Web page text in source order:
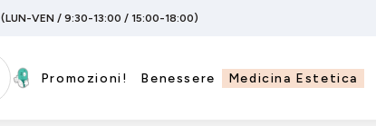
(LUN-VEN / 9:30-13:00 / 15:00-18:00)
Promozioni! Benessere Medicina Estetica